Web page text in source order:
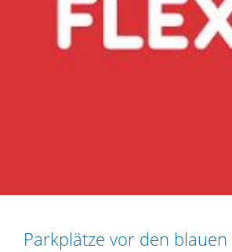
Parkplätze vor den